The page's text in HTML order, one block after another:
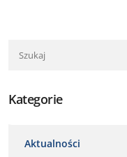
Kategorie
Aktualności